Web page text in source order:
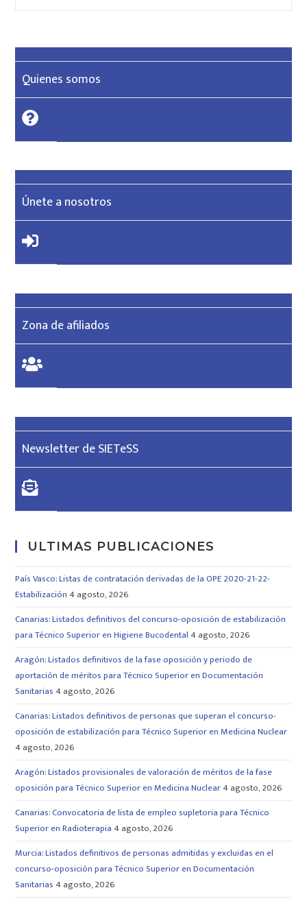
Quienes somos
Únete a nosotros
Zona de afiliados
Newsletter de SIETeSS
ULTIMAS PUBLICACIONES
País Vasco: Listas de contratación derivadas de la OPE 2020-21-22-
Estabilización 4 agosto, 2026
Canarias: Listados definitivos del concurso-oposición de estabilización
para Técnico Superior en Higiene Bucodental 4 agosto, 2026
Aragón: Listados definitivos de la fase oposición y periodo de
aportación de méritos para Técnico Superior en Documentación
Sanitarias 4 agosto, 2026
Canarias: Listados definitivos de personas que superan el concurso-
oposición de estabilización para Técnico Superior en Medicina Nuclear
4 agosto, 2026
Aragón: Listados provisionales de valoración de méritos de la fase
oposición para Técnico Superior en Medicina Nuclear4 agosto, 2026
Canarias: Convocatoria de lista de empleo supletoria para Técnico
Superior en Radioterapia 4 agosto, 2026
Murcia: Listados definitivos de personas admitidas y excluidas en el
concurso-oposición para Técnico Superior en Documentación
Sanitarias 4 agosto, 2026